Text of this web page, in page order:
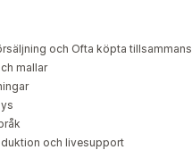
och Ofta köpta tillsammans
mallar
och livesupport